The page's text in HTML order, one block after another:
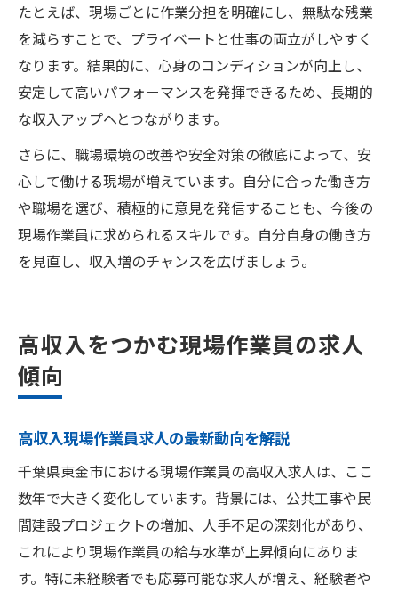
たとえば、現場ごとに作業分担を明確にし、無駄な残業
を減らすことで、プライベートと仕事の両立がしやすく
なります。結果的に、心身のコンディションが向上し、
安定して高いパフォーマンスを発揮できるため、長期的
な収入アップへとつながります。
さらに、職場環境の改善や安全対策の徹底によって、安
心して働ける現場が増えています。自分に合った働き方
や職場を選び、積極的に意見を発信することも、今後の
現場作業員に求められるスキルです。自分自身の働き方
を見直し、収入増のチャンスを広げましょう。
高収入をつかむ現場作業員の求人
傾向
高収入現場作業員求人の最新動向を解説
千葉県東金市における現場作業員の高収入求人は、ここ
数年で大きく変化しています。背景には、公共工事や民
間建設プロジェクトの増加、人手不足の深刻化があり、
これにより現場作業員の給与水準が上昇傾向にありま
す。特に未経験者でも応募可能な求人が増え、経験者や